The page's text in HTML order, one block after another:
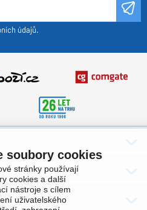
údajů.
soubory cookies
stránky používají
cookies a další
nástroje s cílem
uživatelského